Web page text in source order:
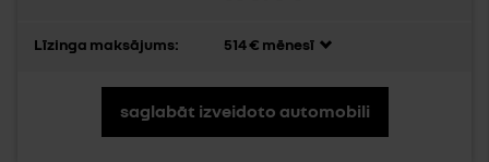
Līzinga maksājums: 514 € mēnesī
saglabāt izveidoto automobili